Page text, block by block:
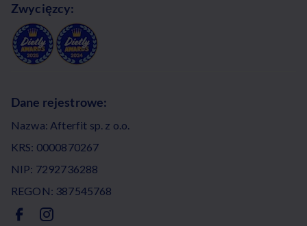
Zwycięzcy:
Dane rejestrowe:
Nazwa: Afterfit sp. z o.o.
KRS: 0000870267
NIP: 7292736288
REGON: 387545768